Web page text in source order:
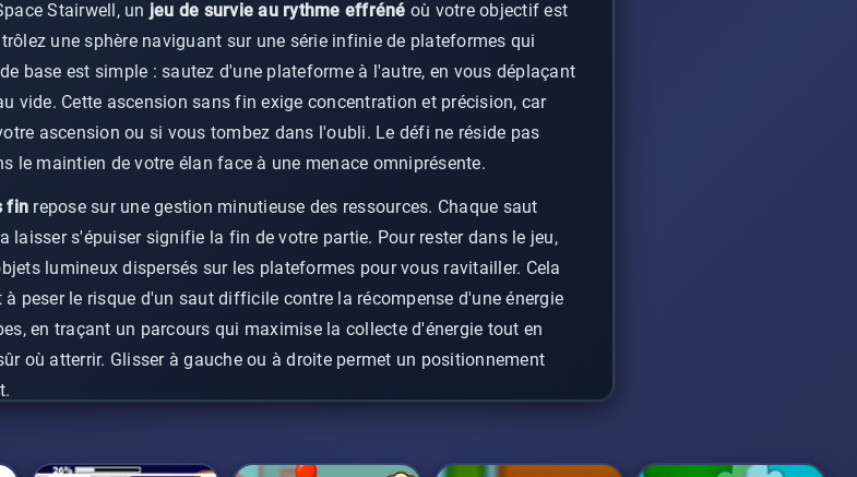
Stairwell, un jeu de survie au rythme effréné où votre objectif est
une sphère naviguant sur une série infinie de plateformes qui
base est simple : sautez d'une plateforme à l'autre, en vous déplaçant
vide. Cette ascension sans fin exige concentration et précision, car
ascension ou si vous tombez dans l'oubli. Le défi ne réside pas
le maintien de votre élan face à une menace omniprésente.
fin repose sur une gestion minutieuse des ressources. Chaque saut
laisser s'épuiser signifie la fin de votre partie. Pour rester dans le jeu,
lumineux dispersés sur les plateformes pour vous ravitailler. Cela
peser le risque d'un saut difficile contre la récompense d'une énergie
en traçant un parcours qui maximise la collecte d'énergie tout en
où atterrir. Glisser à gauche ou à droite permet un positionnement
plus fragiles, s'effondrant beaucoup plus rapidement après que